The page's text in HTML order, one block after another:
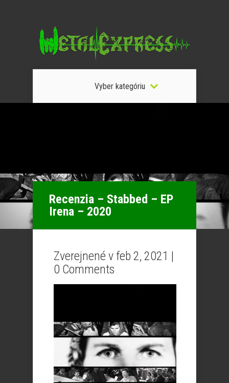
Vyber kategóriu
Recenzia – Stabbed – EP
Irena – 2020
Zverejnené v feb 2, 2021 |
0 Comments